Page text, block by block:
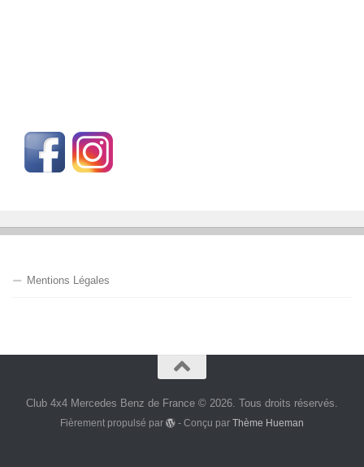
Mentions Légales
Club 4x4 Mercedes Benz de France © 2026. Tous droits réservés.
Fièrement propulsé par - Conçu par Thème Hueman